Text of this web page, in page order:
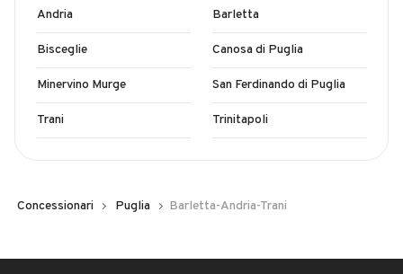
Andria Barletta
Bisceglie Canosa di Puglia
Minervino Murge San Ferdinando di Puglia
Trani Trinitapoli
Concessionari Puglia Barletta-Andria-Trani